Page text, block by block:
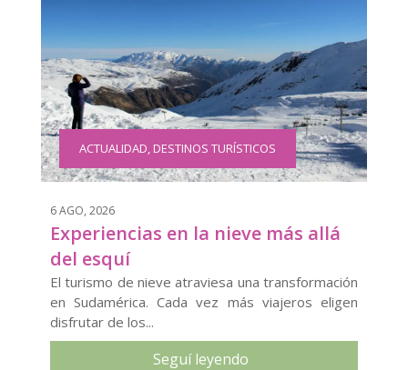
ACTUALIDAD,DESTINOS TURÍSTICOS
6 AGO, 2026
Experiencias en la nieve más allá
del esquí
El turismo de nieve atraviesa una transformación
en Sudamérica. Cada vez más viajeros eligen
disfrutar de los...
Seguí leyendo